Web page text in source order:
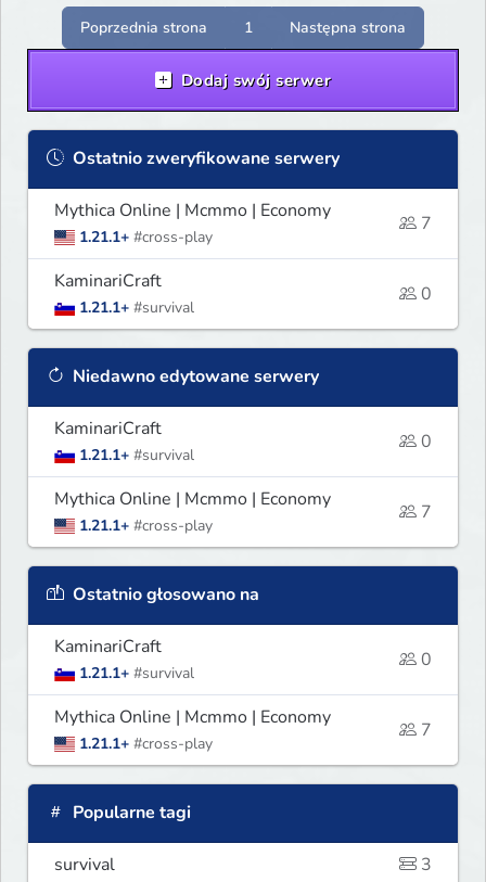
Poprzednia strona 1 Następna strona
Dodaj swój serwer
Ostatnio zweryfikowane serwery
Mythica Online | Mcmmo | Economy
1.21.1+ #cross-play
7
KaminariCraft
1.21.1+ #survival
0
Niedawno edytowane serwery
KaminariCraft
1.21.1+ #survival
0
Mythica Online | Mcmmo | Economy
1.21.1+ #cross-play
7
Ostatnio głosowano na
KaminariCraft
1.21.1+ #survival
0
Mythica Online | Mcmmo | Economy
1.21.1+ #cross-play
7
Popularne tagi
survival
3